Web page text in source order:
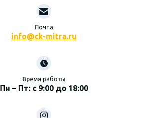
Почта
info@ck-mitra.ru
Время работы
Пн – Пт: с 9:00 до 18:00